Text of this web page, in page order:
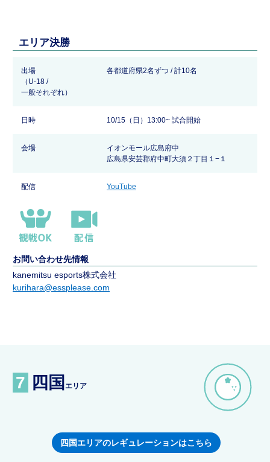
エリア決勝
出場
（U-18 /
一般それぞれ）
各都道府県2名ずつ / 計10名
日時 10/15（日）13:00~ 試合開始
会場
イオンモール広島府中
広島県安芸郡府中町大須２丁目１−１
配信 YouTube
お問い合わせ先情報
kanemitsu esports株式会社
kurihara@essplease.com
7 四国 エリア
四国エリアのレギュレーションはこちら